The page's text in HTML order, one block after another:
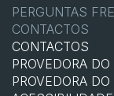
PERGUNTAS
CONTACTOS
CONTACTOS
PROVEDORA
PROVEDORA